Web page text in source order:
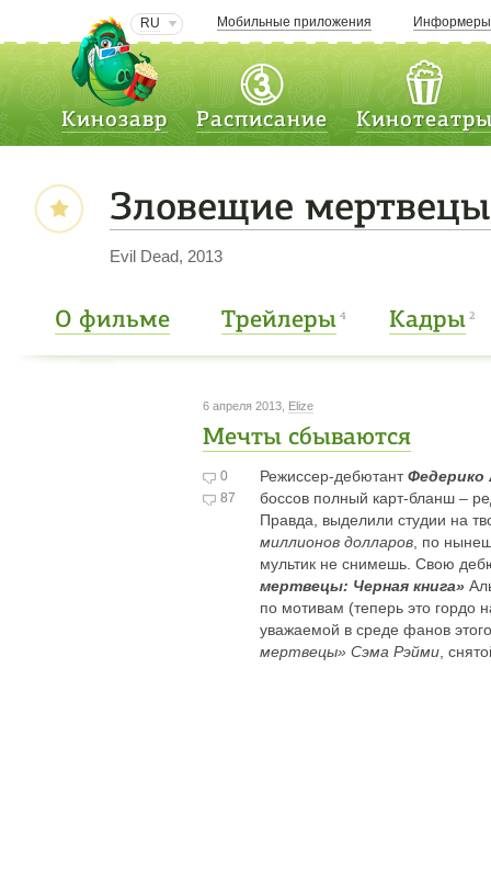
RU Мобильные приложения Информеры
Кинозавр Расписание
Зловещие
Evil Dead, 2013
О фильме Трейлеры 4 Кадры 2
6 апреля 2013, Elize
Мечты сбываются
0
87
Режиссер-дебютантФедерико
боссов полный карт-бланш –
Правда, выделили студии на
миллионов долларов, по
мультик не снимешь. Свою
мертвецы: Черная книга»
по мотивам (теперь это гордо
уважаемой в среде фанов
мертвецы» Сэма Рэйми,